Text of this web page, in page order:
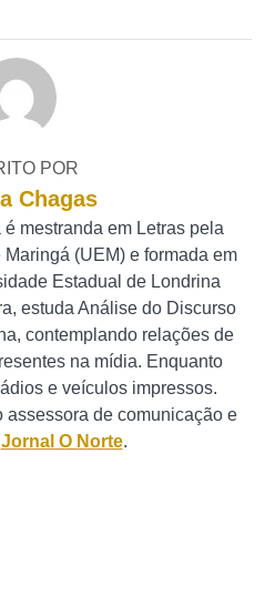
POR
Chagas
mestranda em Letras pela
(UEM) e formada em
Estadual de Londrina
estuda Análise do Discurso
contemplando relações de
na mídia. Enquanto
e veículos impressos.
assessora de comunicação e
Jornal O Norte.